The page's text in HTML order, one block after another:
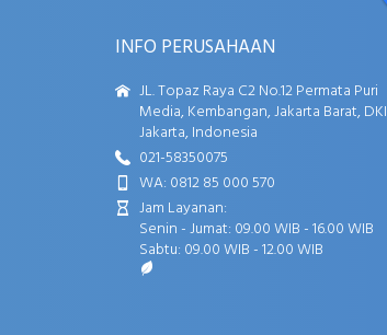
INFO PERUSAHAAN
JL. Topaz Raya C2 No.12 Permata Puri
Media, Kembangan, Jakarta Barat, DKI
Jakarta, Indonesia
021-58350075
WA: 0812 85 000 570
Jam Layanan:
Senin - Jumat: 09.00 WIB - 16.00 WIB
Sabtu: 09.00 WIB - 12.00 WIB